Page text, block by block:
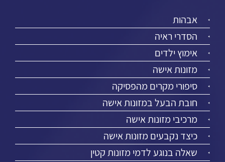
אבהות
הסדרי ראיה
אימוץ ילדים
מזונות אישה
סיפורי מקרים מהפסיקה
חובת הבעל במזונות אישה
מרכיבי מזונות אישה
כיצד נקבעים מזונות אישה
שאלה בנוגע לדמי מזונות קטין